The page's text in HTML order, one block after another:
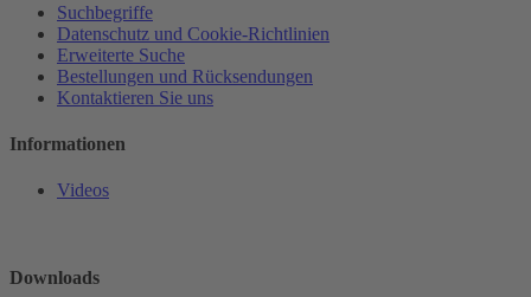
Suchbegriffe
Datenschutz und Cookie-Richtlinien
Erweiterte Suche
Bestellungen und Rücksendungen
Kontaktieren Sie uns
Informationen
Videos
Downloads